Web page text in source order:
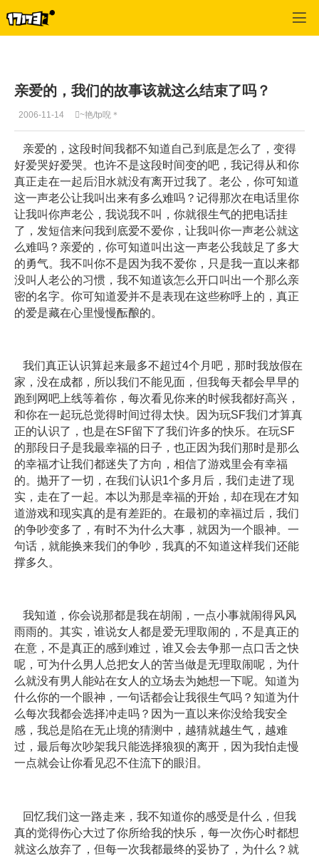
亲爱的，我们的故事该就这么结束了吗？
2006-11-14 ~艳/tp唲＊
亲爱的，这段时间我都不知道自己到底是怎么了，变得
好爱哭好爱哭。也许不是这段时间变的吧，我记得从和你
真正走在一起后泪水就没有离开过我了。老公，你可知道
这一声老公让我叫出来有多么难吗？记得那次在电话里你
让我叫你声老公，我说我不叫，你就很生气的把电话挂
了，发短信来问我到底爱不爱你，让我叫你一声老公就这
么难吗？亲爱的，你可知道叫出这一声老公我鼓足了多大
的勇气。我不叫你不是因为我不爱你，只是我一直以来都
没叫人老公的习惯，我不知道该怎么开口叫出一个那么亲
密的名字。你可知道爱并不是表现在这些称呼上的，真正
的爱是藏在心里慢慢酝酿的。
我们真正认识算起来最多不超过4个月吧，那时我放假在
家，没在成都，所以我们不能见面，但我每天都会早早的
跑到网吧上线等着你，每次看见你来的时候我都好高兴，
和你在一起玩总觉得时间过得太快。因为玩SF我们才算真
正的认识了，也是在SF留下了我们许多的快乐。在玩SF
的那段日子是我最幸福的日子，也正因为我们那时是那么
的幸福才让我们都迷失了方向，相信了游戏里会有幸福
的。抛开了一切，在我们认识1个多月后，我们走进了现
实，走在了一起。本以为那是幸福的开始，却在现在才知
道游戏和现实真的是有差距的。在最初的幸福过后，我们
的争吵变多了，有时不为什么大事，就因为一个眼神。一
句话，就能换来我们的争吵，我真的不知道这样我们还能
撑多久。
我知道，你会说那都是我在胡闹，一点小事就闹得风风
雨雨的。其实，谁说女人都是爱无理取闹的，不是真正的
在意，不是真正的感到难过，谁又会去争那一点口舌之快
呢，可为什么男人总把女人的苦当做是无理取闹呢，为什
么就没有男人能站在女人的立场去为她想一下呢。知道为
什么你的一个眼神，一句话都会让我很生气吗？知道为什
么每次我都会选择冲走吗？因为一直以来你没给我安全
感，我总是陷在无止境的猜测中，越猜就越生气，越难
过，最后每次吵架我只能选择狼狈的离开，因为我怕走慢
一点就会让你看见忍不住流下的眼泪。
回忆我们这一路走来，我不知道你的感受是什么，但我
真的觉得伤心大过了你所给我的快乐，每一次伤心时都想
就这么放弃了，但每一次我都最终的妥协了，为什么？就